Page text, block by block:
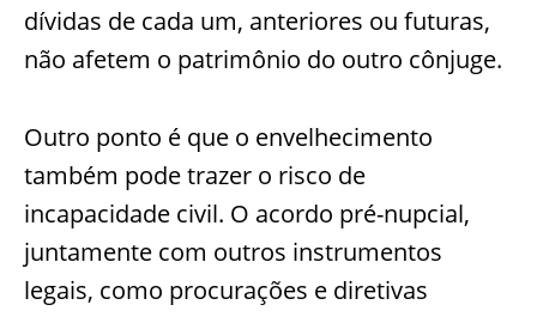
dívidas de cada um, anteriores ou futuras,
não afetem o patrimônio do outro cônjuge.
Outro ponto é que o envelhecimento
também pode trazer o risco de
incapacidade civil. O acordo pré-nupcial,
juntamente com outros instrumentos
legais, como procurações e diretivas